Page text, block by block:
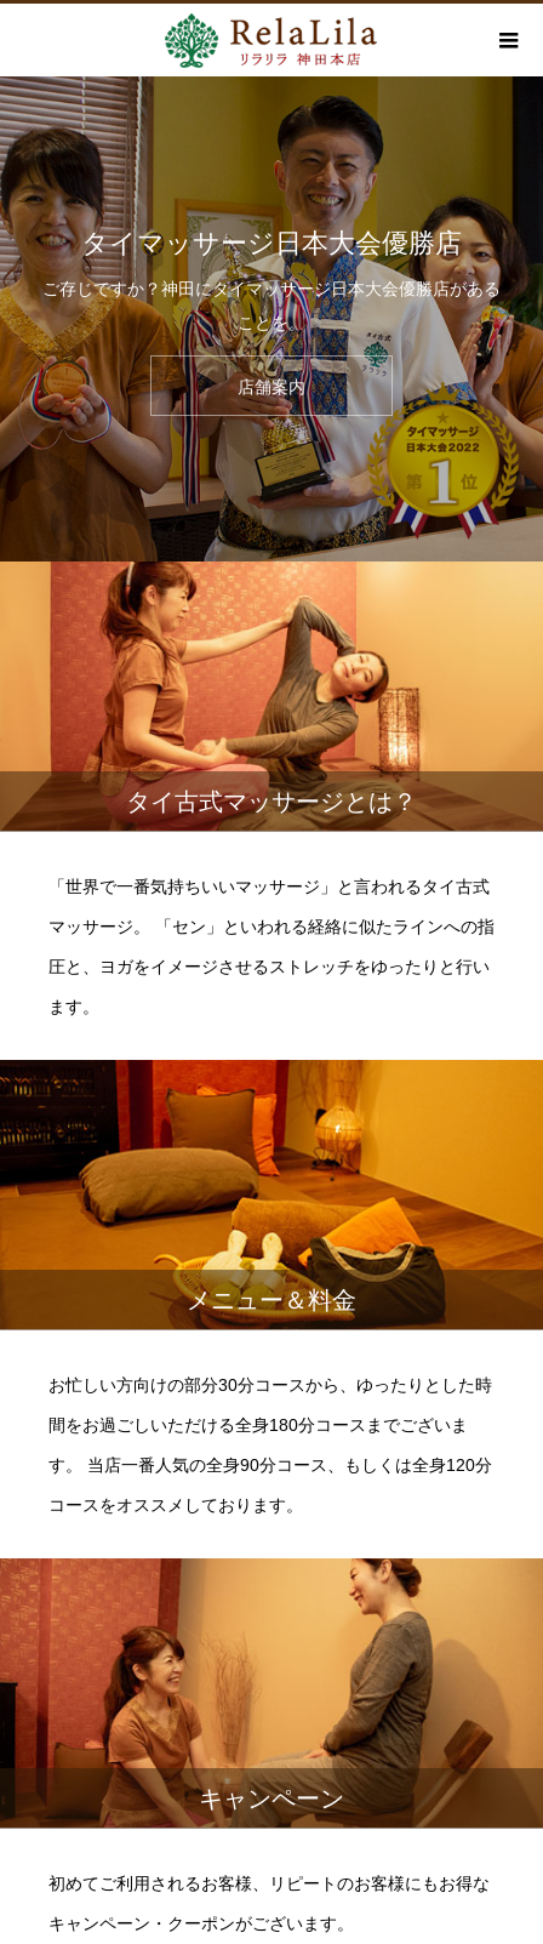
タイマッサージ日本大会優勝店
ご存じですか？神田にタイマッサージ日本大会優勝店がある
ことを。
店舗案内
タイ古式マッサージとは？
「世界で一番気持ちいいマッサージ」と言われるタイ古式
マッサージ。 「セン」といわれる経絡に似たラインへの指
圧と、ヨガをイメージさせるストレッチをゆったりと行い
ます。
メニュー＆料金
お忙しい方向けの部分30分コースから、ゆったりとした時
間をお過ごしいただける全身180分コースまでございま
す。 当店一番人気の全身90分コース、もしくは全身120分
コースをオススメしております。
キャンペーン
初めてご利用されるお客様、リピートのお客様にもお得な
キャンペーン・クーポンがございます。